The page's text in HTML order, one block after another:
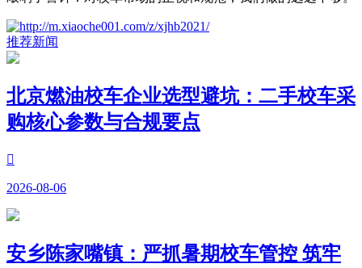
推荐新闻
北京燃油校车企业选型避坑：二手校车采
购核心参数与合规要点

2026-08-06
安乡陈家嘴镇：严抓暑期校车管控 筑牢